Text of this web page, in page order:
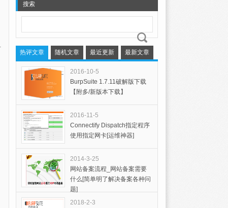
搜索
热评文章 随机文章 最近更新 最新文章
2016-10-5
BurpSuite 1.7.11破解版下载
【附多/新版本下载】
2016-11-5
Connectify Dispatch指定程序
使用指定网卡[运维神器]
2014-3-25
网站备案流程_网站备案需要
什么[简单明了解决备案各种问
题]
2018-2-3